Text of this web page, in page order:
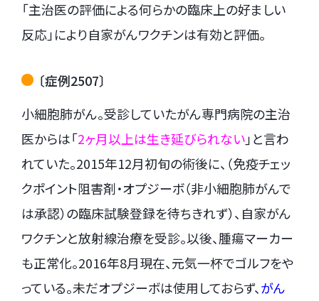
「主治医の評価による何らかの臨床上の好ましい
反応」により自家がんワクチンは有効と評価。
〔症例2507〕
小細胞肺がん。受診していたがん専門病院の主治
医からは「2ヶ月以上は生き延びられない」と言わ
れていた。2015年12月初旬の術後に、（免疫チェッ
クポイント阻害剤・オプジーボ（非小細胞肺がんで
は承認）の臨床試験登録を待ちきれず）、自家がん
ワクチンと放射線治療を受診。以後、腫瘍マーカー
も正常化。2016年8月現在、元気一杯でゴルフをや
っている。未だオプジーボは使用しておらず、がん